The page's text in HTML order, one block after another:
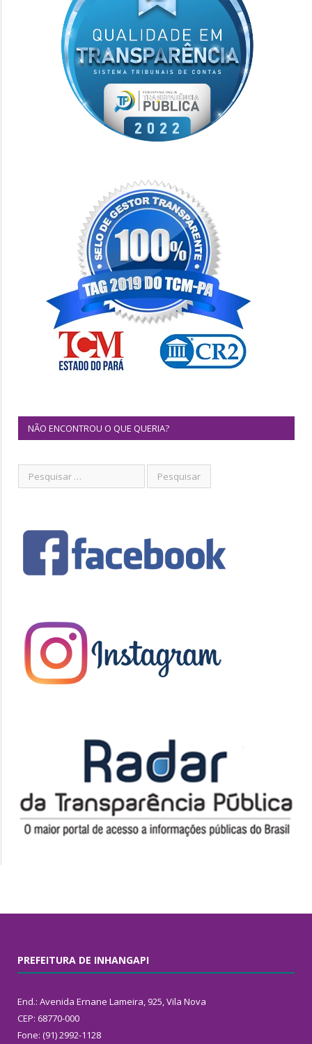
NÃO ENCONTROU O QUE QUERIA?
PREFEITURA DE INHANGAPI
End.: Avenida Ernane Lameira, 925, Vila Nova
CEP: 68770-000
Fone: (91) 2992-1128